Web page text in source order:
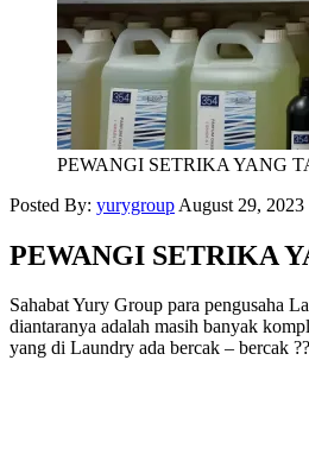
PEWANGI SETRIKA YANG
Posted By: yurygroup August 29, 2023
PEWANGI SETRIKA
Sahabat Yury Group para pengusaha
diantaranya adalah masih banyak
yang di Laundry ada bercak – bercak